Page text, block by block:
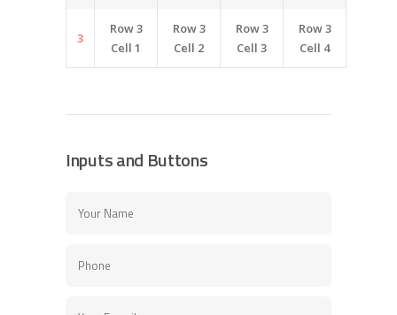
3
Row 3
Cell 1
Row 3
Cell 2
Row 3
Cell 3
Row 3
Cell 4
Inputs and Buttons